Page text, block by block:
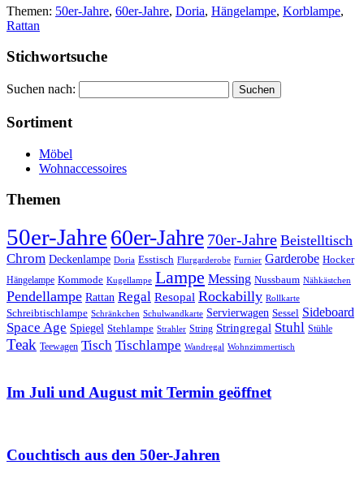
Themen: 50er-Jahre, 60er-Jahre, Doria, Hängelampe, Korblampe,
Rattan
Stichwortsuche
Suchen nach:
Sortiment
Möbel
Wohnaccessoires
Themen
50er-Jahre60er-Jahre 70er-Jahre Beistelltisch
Chrom Deckenlampe Doria Esstisch Flurgarderobe Furnier Garderobe Hocker
Hängelampe Kommode Kugellampe Lampe Messing Nussbaum Nähkästchen
Pendellampe Rattan Regal Resopal Rockabilly Rollkarte
Schreibtischlampe Schränkchen Schulwandkarte Servierwagen Sessel Sideboard
Space Age Spiegel Stehlampe Strahler String Stringregal Stuhl Stühle
Teak Teewagen Tisch Tischlampe Wandregal Wohnzimmertisch
Im Juli und August mit Termin geöffnet
Couchtisch aus den 50er-Jahren